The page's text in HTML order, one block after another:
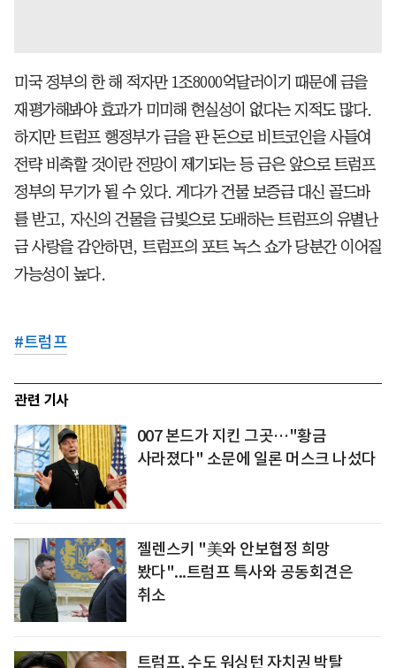
미국 정부의 한 해 적자만 1조8000억달러이기 때문에 금을
재평가해봐야 효과가 미미해 현실성이 없다는 지적도 많다.
하지만 트럼프 행정부가 금을 판 돈으로 비트코인을 사들여
전략 비축할 것이란 전망이 제기되는 등 금은 앞으로 트럼프
정부의 무기가 될 수 있다. 게다가 건물 보증금 대신 골드바
를 받고, 자신의 건물을 금빛으로 도배하는 트럼프의 유별난
금 사랑을 감안하면, 트럼프의 포트 녹스 쇼가 당분간 이어질
가능성이 높다.
#트럼프
관련 기사
007 본드가 지킨 그곳…"황금
사라졌다" 소문에 일론 머스크 나섰다
젤렌스키 "美와 안보협정 희망
봤다"...트럼프 특사와 공동회견은
취소
트럼프, 수도 워싱턴 자치권 박탈